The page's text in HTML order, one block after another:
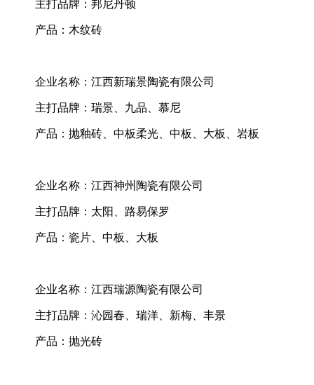
主打品牌：邦尼丹顿
产品：木纹砖
企业名称：江西新瑞景陶瓷有限公司
主打品牌：瑞景、九品、慕尼
产品：抛釉砖、中板柔光、中板、大板、岩板
企业名称：江西神州陶瓷有限公司
主打品牌：太阳、路易保罗
产品：瓷片、中板、大板
企业名称：江西瑞源陶瓷有限公司
主打品牌：沁园春、瑞洋、新梅、丰景
产品：抛光砖